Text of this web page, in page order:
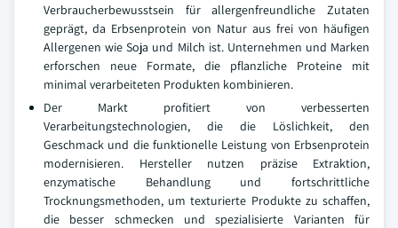
Verbraucherbewusstsein für allergenfreundliche Zutaten
geprägt, da Erbsenprotein von Natur aus frei von häufigen
Allergenen wie Soja und Milch ist. Unternehmen und Marken
erforschen neue Formate, die pflanzliche Proteine mit
minimal verarbeiteten Produkten kombinieren.
Der Markt profitiert von verbesserten
Verarbeitungstechnologien, die die Löslichkeit, den
Geschmack und die funktionelle Leistung von Erbsenprotein
modernisieren. Hersteller nutzen präzise Extraktion,
enzymatische Behandlung und fortschrittliche
Trocknungsmethoden, um texturierte Produkte zu schaffen,
die besser schmecken und spezialisierte Varianten für